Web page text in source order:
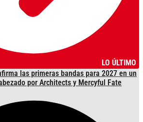
LO ÚLTIMO
las primeras bandas para 2027 en un
por Architects y Mercyful Fate